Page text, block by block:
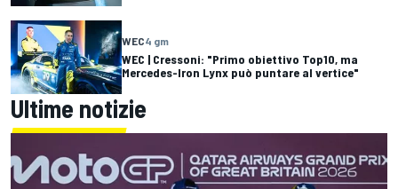
WEC4 gm
WEC | Cressoni: "Primo obiettivo Top10, ma
Mercedes-Iron Lynx può puntare al vertice"
Ultime notizie